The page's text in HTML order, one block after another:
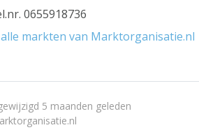
0655918736
markten van Marktorganisatie.nl
5 maanden geleden